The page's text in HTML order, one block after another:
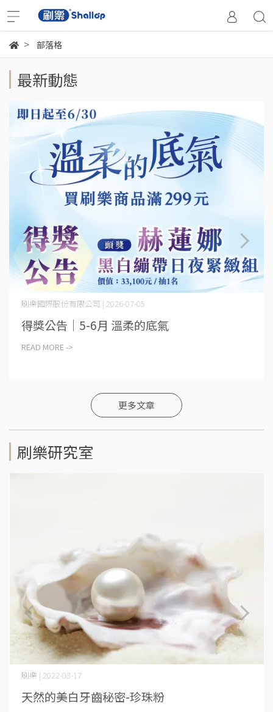
部落格
最新動態
刷樂國際股份有限公司 | 2026-07-05
得獎公告│5-6月 溫柔的底氣
READ MORE ->
更多文章
刷樂研究室
刷樂 | 2022-08-17
天然的美白牙齒秘密-珍珠粉